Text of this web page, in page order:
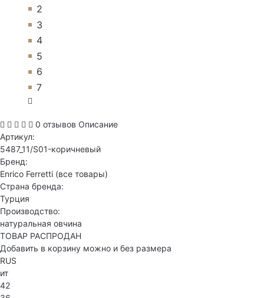
2
3
4
5
6
7
0 отзывов Описание
Артикул:
5487_11/S01-коричневый
Бренд:
Enrico Ferretti (все товары)
Страна бренда:
Турция
Производство:
натуральная овчина
ТОВАР РАСПРОДАН
Добавить в корзину можно и без размера
RUS
ит
42